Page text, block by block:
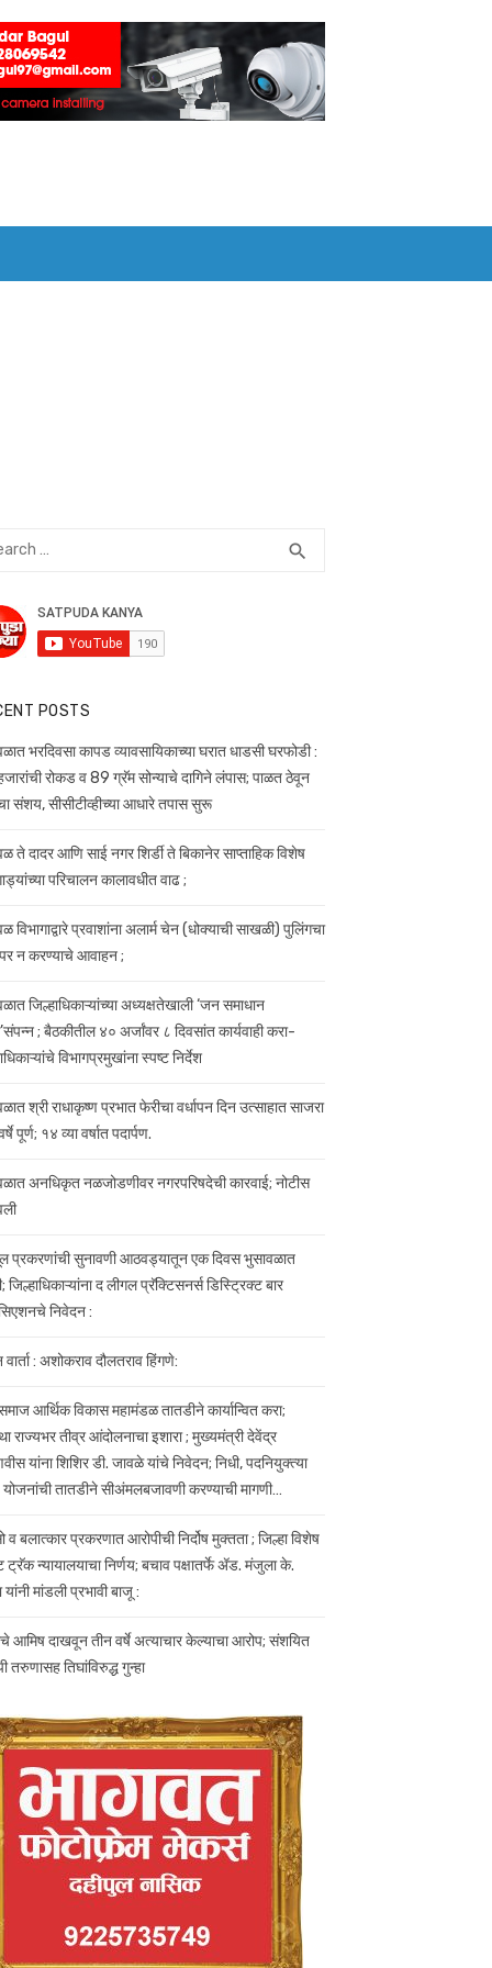
search
POSTS
भरदिवसा कापड व्यावसायिकाच्या घरात धाडसी घरफोडी :
रोकड व 89 ग्रॅम सोन्याचे दागिने लंपास; पाळत ठेवून
संशय, सीसीटीव्हीच्या आधारे तपास सुरू
ते दादर आणि साई नगर शिर्डी ते बिकानेर साप्ताहिक विशेष
परिचालन कालावधीत वाढ ;
विभागाद्वारे प्रवाशांना अलार्म चेन (धोक्याची साखळी) पुलिंगचा
न करण्याचे आवाहन ;
जिल्हाधिकाऱ्यांच्या अध्यक्षतेखाली ‘जन समाधान
; बैठकीतील ४० अर्जांवर ८ दिवसांत कार्यवाही करा-
विभागप्रमुखांना स्पष्ट निर्देश
श्री राधाकृष्ण प्रभात फेरीचा वर्धापन दिन उत्साहात साजरा
पूर्ण; १४ व्या वर्षात पदार्पण.
अनधिकृत नळजोडणीवर नगरपरिषदेची कारवाई; नोटीस
प्रकरणांची सुनावणी आठवड्यातून एक दिवस भुसावळात
जिल्हाधिकाऱ्यांना द लीगल प्रॅक्टिसनर्स डिस्ट्रिक्ट बार
निवेदन :
वार्ता : अशोकराव दौलतराव हिंगणे:
आर्थिक विकास महामंडळ तातडीने कार्यान्वित करा;
राज्यभर तीव्र आंदोलनाचा इशारा ; मुख्यमंत्री देवेंद्र
यांना शिशिर डी. जावळे यांचे निवेदन; निधी, पदनियुक्त्या
तातडीने सीअंमलबजावणी करण्याची मागणी…
व बलात्कार प्रकरणात आरोपीची निर्दोष मुक्तता ; जिल्हा विशेष
ट्रॅक न्यायालयाचा निर्णय; बचाव पक्षातर्फे ॲड. मंजुला के.
मांडली प्रभावी बाजू :
आमिष दाखवून तीन वर्षे अत्याचार केल्याचा आरोप; संशयित
तरुणासह तिघांविरुद्ध गुन्हा